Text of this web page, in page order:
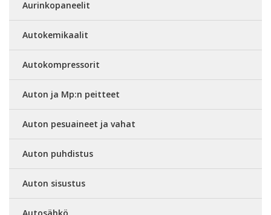
Aurinkopaneelit
Autokemikaalit
Autokompressorit
Auton ja Mp:n peitteet
Auton pesuaineet ja vahat
Auton puhdistus
Auton sisustus